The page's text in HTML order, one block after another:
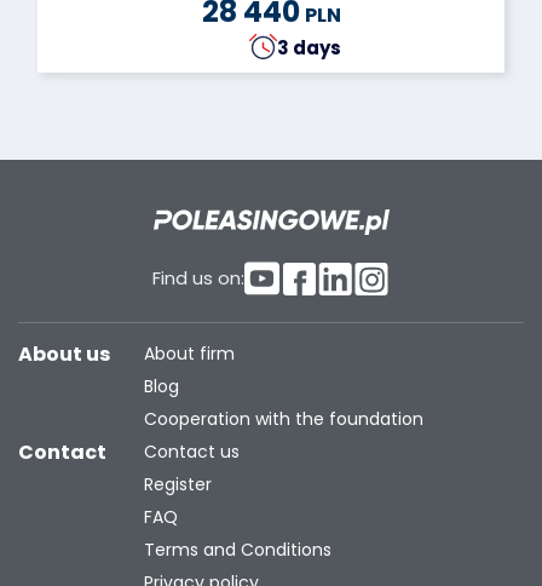
28 440 PLN
3 days
Find us on:
About us
About firm
Blog
Cooperation with the foundation
Contact
Contact us
Register
FAQ
Terms and Conditions